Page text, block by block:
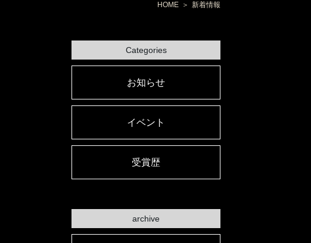
HOME 新着情報
Categories
お知らせ
イベント
受賞歴
archive